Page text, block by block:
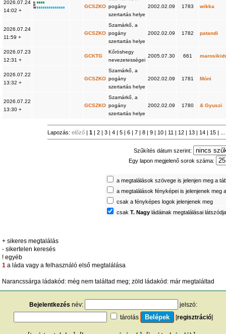
2026.07.24
14:02 +
K
R
W
GCSZKO pogány
szertartás helye
2002.02.09 1783 wikka
2026.07.24
11:59 +
GCSZKO
Szamárkő, a
pogány
szertartás helye
2002.02.09 1782 patandi
2026.07.23
12:31 +
GCKTG
Kőröshegy
nevezetességei
2005.07.30 661
2026.07.22
13:32 +
GCSZKO
Szamárkő, a
pogány
szertartás helye
2002.02.09 1781 Móni
2026.07.22
13:30 +
GCSZKO
Szamárkő, a
pogány
szertartás helye
2002.02.09 1780 & Gyuszi
Lapozás:előző |1 | 2 | 3 | 4 | 5 | 6 | 7 | 8 | 9 | 10 | 11 | 12 | 13 | 14 | 15 |
Szűkítés dátum szerint:
Egy lapon megjelenő sorok száma:
a megtalálások szövege is jelenjen meg a
a megtalálások fényképei is jelenjenek meg
csak a fényképes logok jelenjenek meg
csakT. Nagy ládáinak megtalálásai
+ sikeres megtalálás
- sikertelen keresés
! egyéb
1 a láda vagy a felhasználó első megtalálása
Narancssárga ládakód: még nem találtad meg; zöld ládakód: már megtaláltad
Bejelentkezés név:
jelszó:
tárolás
[regisztráció]